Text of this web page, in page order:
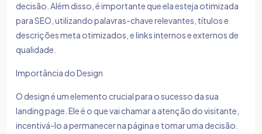
decisão. Além disso, é importante que ela esteja otimizada
para SEO, utilizando palavras-chave relevantes, títulos e
descrições meta otimizados, e links internos e externos de
qualidade.
Importância do Design
O design é um elemento crucial para o sucesso da sua
landing page. Ele é o que vai chamar a atenção do visitante,
incentivá-lo a permanecer na página e tomar uma decisão.